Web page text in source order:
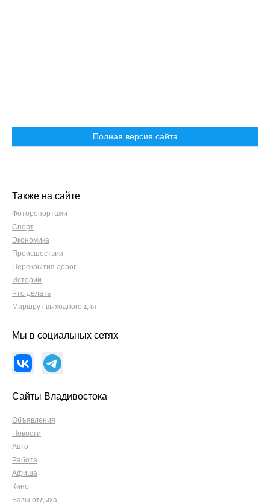
Полная версия сайта
Также на сайте
Фоторепортажи
Спорт
Экономика
Происшествия
Перекрытия дорог
Истории
Что делать
Маршрут выходного дня
Мы в социальных сетях
Сайты Владивостока
Объявления
Новости
Авто
Работа
Афиша
Кино
Базы отдыха